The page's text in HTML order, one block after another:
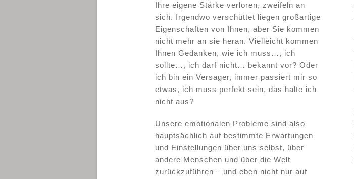
Ihre eigene Stärke verloren, zweifeln an
sich. Irgendwo verschüttet liegen großartige
Eigenschaften von Ihnen, aber Sie kommen
nicht mehr an sie heran. Vielleicht kommen
Ihnen Gedanken, wie ich muss…, ich
sollte…, ich darf nicht… bekannt vor? Oder
ich bin ein Versager, immer passiert mir so
etwas, ich muss perfekt sein, das halte ich
nicht aus?
Unsere emotionalen Probleme sind also
hauptsächlich auf bestimmte Erwartungen
und Einstellungen über uns selbst, über
andere Menschen und über die Welt
zurückzuführen – und eben nicht nur auf